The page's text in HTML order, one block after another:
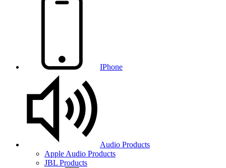
IPhone
Audio Products
Apple Audio Products
JBL Products